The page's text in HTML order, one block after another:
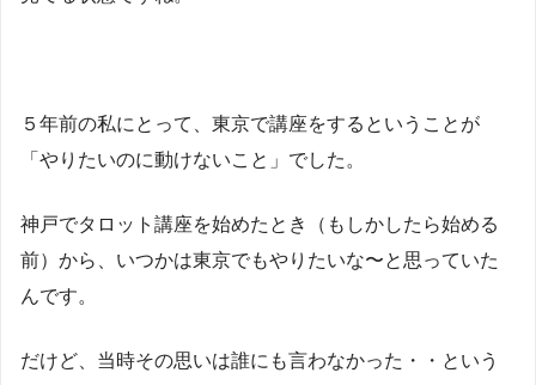
５年前の私にとって、東京で講座をするということが
「やりたいのに動けないこと」でした。
神戸でタロット講座を始めたとき（もしかしたら始める
前）から、いつかは東京でもやりたいな〜と思っていた
んです。
だけど、当時その思いは誰にも言わなかった・・という